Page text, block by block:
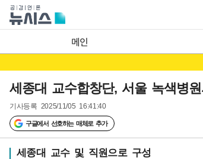
메인
세종대 교수합창단, 서울 녹색병
기사등록 2025/11/05 16:41:40
구글에서 선호하는 매체로 추가
세종대 교수 및 직원으로 구성